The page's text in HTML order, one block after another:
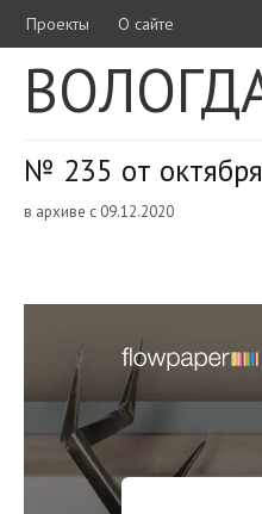
Проекты О сайте
№ 235 от
в архиве с 09.12.2020